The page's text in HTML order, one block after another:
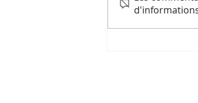
Permaculture